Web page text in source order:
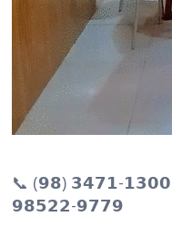
📞 (𝟵𝟴) 𝟯𝟰𝟳𝟭-
𝟵𝟴𝟱𝟮𝟮-𝟵𝟳𝟳𝟵